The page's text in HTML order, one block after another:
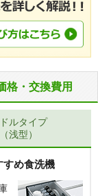
格・交換費用
すめ食洗機
ルタイプ
（浅型）